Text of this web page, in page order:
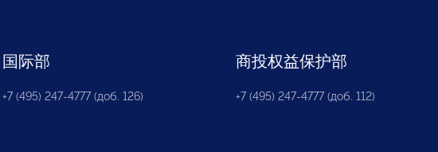
国际部
+7 (495) 247-4777 (доб. 126)
商投权益保护部
+7 (495) 247-4777 (доб. 112)